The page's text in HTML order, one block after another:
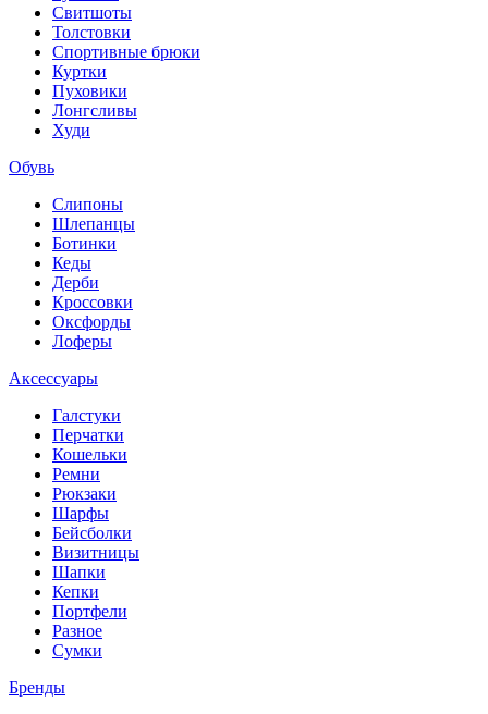
Свитшоты
Толстовки
Спортивные брюки
Куртки
Пуховики
Лонгсливы
Худи
Обувь
Слипоны
Шлепанцы
Ботинки
Кеды
Дерби
Кроссовки
Оксфорды
Лоферы
Аксессуары
Галстуки
Перчатки
Кошельки
Ремни
Рюкзаки
Шарфы
Бейсболки
Визитницы
Шапки
Кепки
Портфели
Разное
Сумки
Бренды